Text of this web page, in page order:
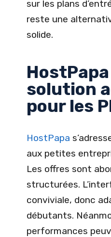
sur les plans
reste une
solide.
solution
pour les
HostPapa
aux petites
Les offres sont
structurées.
conviviale, donc
débutants.
performances